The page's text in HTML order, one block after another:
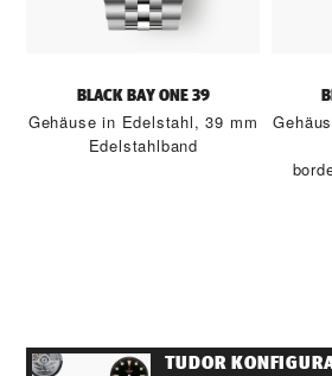
BLACK BAY ONE 39
Gehäuse in Edelstahl, 39 mm
Edelstahlband
TUDOR